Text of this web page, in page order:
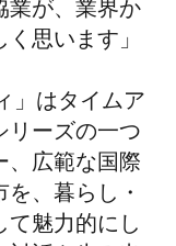
業が、業界か
思います」
」はタイムア
リーズの一つ
、広範な国際
、暮らし・
て魅力的にし